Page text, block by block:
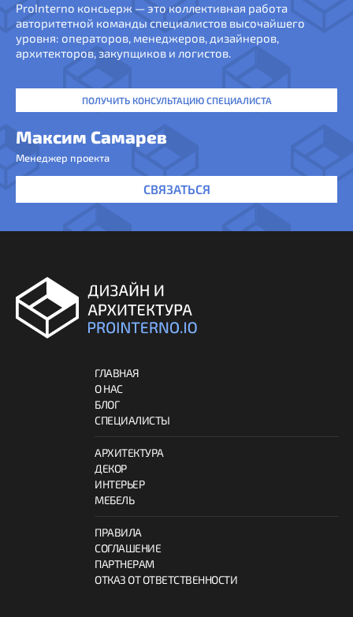
ProInterno консьерж — это коллективная работа
авторитетной команды специалистов высочайшего
уровня: операторов, менеджеров, дизайнеров,
архитекторов, закупщиков и логистов.
ПОЛУЧИТЬ КОНСУЛЬТАЦИЮ СПЕЦИАЛИСТА
Максим Самарев
Менеджер проекта
СВЯЗАТЬСЯ
ГЛАВНАЯ
О НАС
БЛОГ
СПЕЦИАЛИСТЫ
АРХИТЕКТУРА
ДЕКОР
ИНТЕРЬЕР
МЕБЕЛЬ
ПРАВИЛА
СОГЛАШЕНИЕ
ПАРТНЕРАМ
ОТКАЗ ОТ ОТВЕТСТВЕННОСТИ